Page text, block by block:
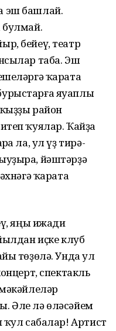
эш башлай.
булмай.
бейеү, театр
таба. Эш
ҡарата
яуаплы
район
ҡуялар. Ҡайҙа
ла, ул үҙ тирә-
йәштәрҙә
ҡарата
яңы ижади
иҫке клуб
төҙөлә. Унда ул
спектакль
Әле лә өләсәйем
ҡул сабалар! Артист